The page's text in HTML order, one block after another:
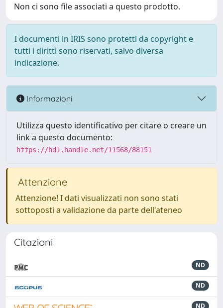
Non ci sono file associati a questo prodotto.
I documenti in IRIS sono protetti da copyright e
tutti i diritti sono riservati, salvo diversa
indicazione.
Informazioni
Utilizza questo identificativo per citare o creare un
link a questo documento:
https://hdl.handle.net/11568/88151
Attenzione
Attenzione! I dati visualizzati non sono stati
sottoposti a validazione da parte dell'ateneo
Citazioni
ND
ND
ND